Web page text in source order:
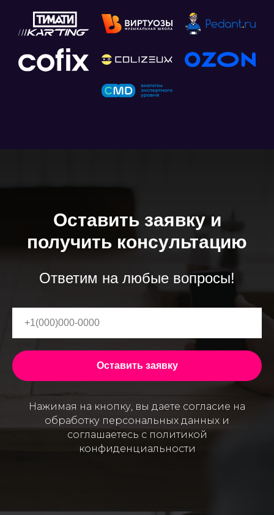
Оставить заявку и
получить консультацию
Ответим на любые вопросы!
Оставить заявку
Нажимая на кнопку, вы даете согласие на
обработку персональных данных и
соглашаетесь c политикой
конфиденциальности